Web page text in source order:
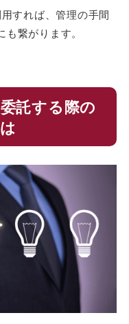
すれば、管理の手間
繋がります。
託する際の